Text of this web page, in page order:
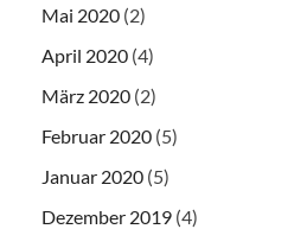
Mai 2020 (2)
April 2020 (4)
März 2020 (2)
Februar 2020 (5)
Januar 2020 (5)
Dezember 2019 (4)